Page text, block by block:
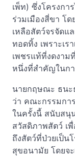
เพ็ท) ซึ่งโครงกา
ร่วมเมืองสี่ขา โ
เหลือสัตว์จรจัดแ
ทอดทิ้ง เพราะเร
เพชรแท้ที่งดงาม
หนึ่งที่สำคัญในก
นายกฤษณะ ธนะ
ว่า คณะกรรมกา
ในครั้งนี้ สนับสนุ
สวัสดิภาพสัตว์ เ
ถึงสัตว์ที่ป่วยเป็น
สุขอนามัย โดยจ